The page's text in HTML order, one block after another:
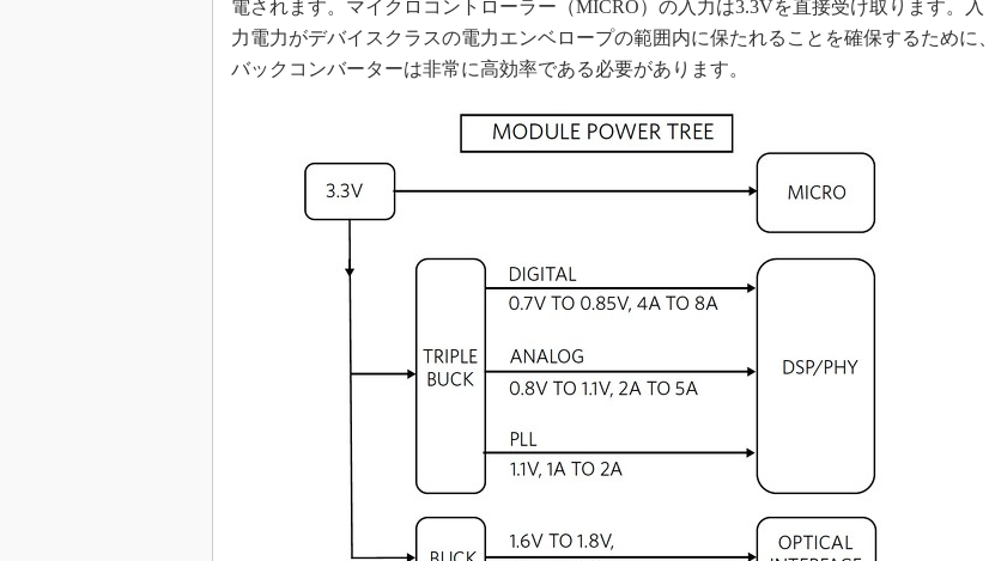
電されます。マイクロコントローラー（MICRO）の入力は3.3Vを直接受け取ります。入
力電力がデバイスクラスの電力エンベロープの範囲内に保たれることを確保するために、
バックコンバーターは非常に高効率である必要があります。